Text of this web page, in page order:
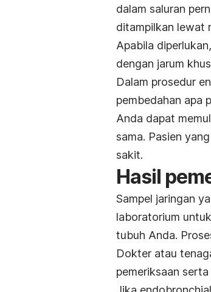
dalam saluran
ditampilkan lewat
Apabila
dengan jarum
Dalam prosedur
pembedahan apa
Anda dapat
sama. Pasien
sakit.
Hasil
Sampel jaringan
laboratorium
tubuh Anda.
Dokter atau
pemeriksaan